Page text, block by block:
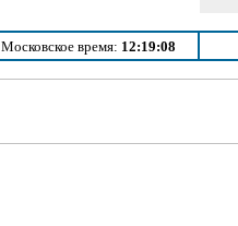
Московское время: 12:19:08